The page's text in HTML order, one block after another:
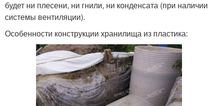
будет ни плесени, ни гнили, ни конденсата (при наличии
системы вентиляции).
Особенности конструкции хранилища из пластика: